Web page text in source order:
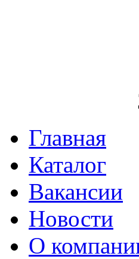
Главная
Каталог
Вакансии
Новости
О